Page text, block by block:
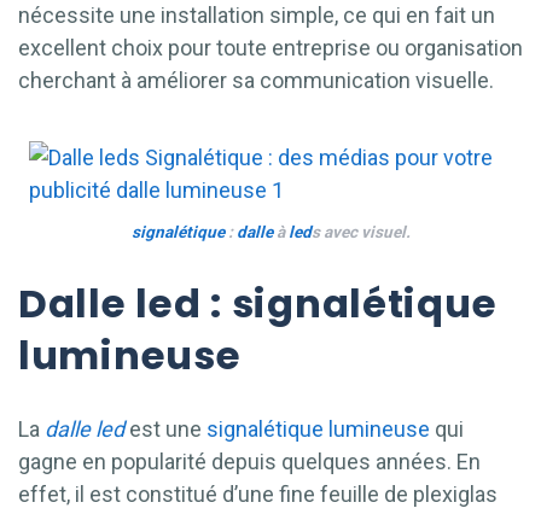
nécessite une installation simple, ce qui en fait un
excellent choix pour toute entreprise ou organisation
cherchant à améliorer sa communication visuelle.
signalétique:dalleàleds avec visuel.
Dalle led : signalétique
lumineuse
La dalleledest une signalétique lumineuse qui
gagne en popularité depuis quelques années. En
effet, il est constitué d’une fine feuille de plexiglas